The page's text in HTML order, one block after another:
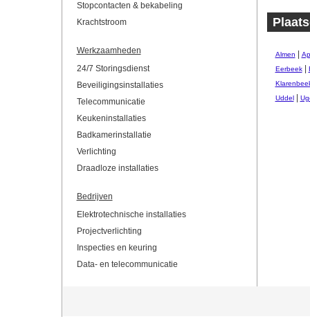
Stopcontacten & bekabeling
Krachtstroom
Werkzaamheden
24/7 Storingsdienst
Beveiligingsinstallaties
Telecommunicatie
Keukeninstallaties
Badkamerinstallatie
Verlichting
Draadloze installaties
Bedrijven
Elektrotechnische installaties
Projectverlichting
Inspecties en keuring
Data- en telecommunicatie
Almen
Eerbeek|
Uddel|